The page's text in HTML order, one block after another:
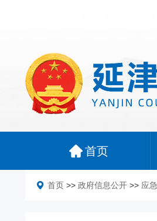
首页
首页 >> 政府信息公开 >> 应